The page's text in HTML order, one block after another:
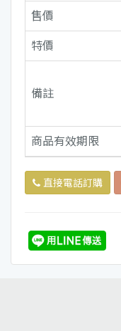
售價
特價
備註
商品有效期限
直接電話訂購